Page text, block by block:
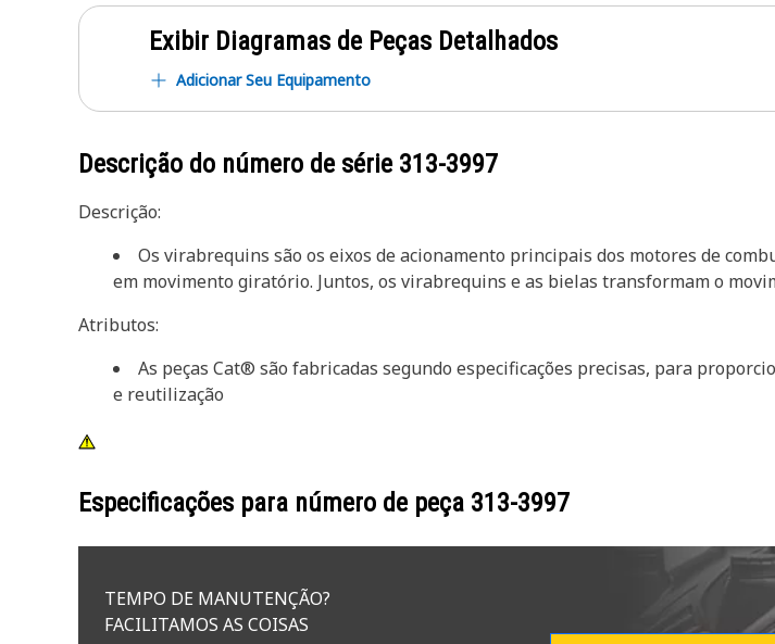
Exibir Diagramas de Peças Detalhados
Adicionar Seu Equipamento
Descrição do número de série 313-3997
Descrição:
Os virabrequins são os eixos de acionamento principais dos motores de
em movimento giratório. Juntos, os virabrequins e as bielas transformam o
Atributos:
As peças Cat® são fabricadas segundo especificações precisas, para
e reutilização
Especificações para número de peça 313-3997
TEMPO DE MANUTENÇÃO?
FACILITAMOS AS COISAS